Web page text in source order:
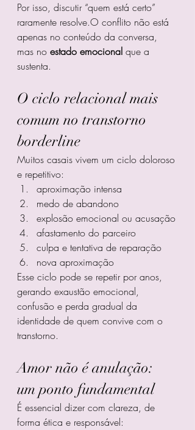
Por isso, discutir “quem está certo”
raramente resolve.O conflito não está
apenas no conteúdo da conversa,
mas no estado emocional que a
sustenta.
O ciclo relacional mais
comum no transtorno
borderline
Muitos casais vivem um ciclo doloroso
e repetitivo:
aproximação intensa
medo de abandono
explosão emocional ou acusação
afastamento do parceiro
culpa e tentativa de reparação
nova aproximação
Esse ciclo pode se repetir por anos,
gerando exaustão emocional,
confusão e perda gradual da
identidade de quem convive com o
transtorno.
Amor não é anulação:
um ponto fundamental
É essencial dizer com clareza, de
forma ética e responsável: